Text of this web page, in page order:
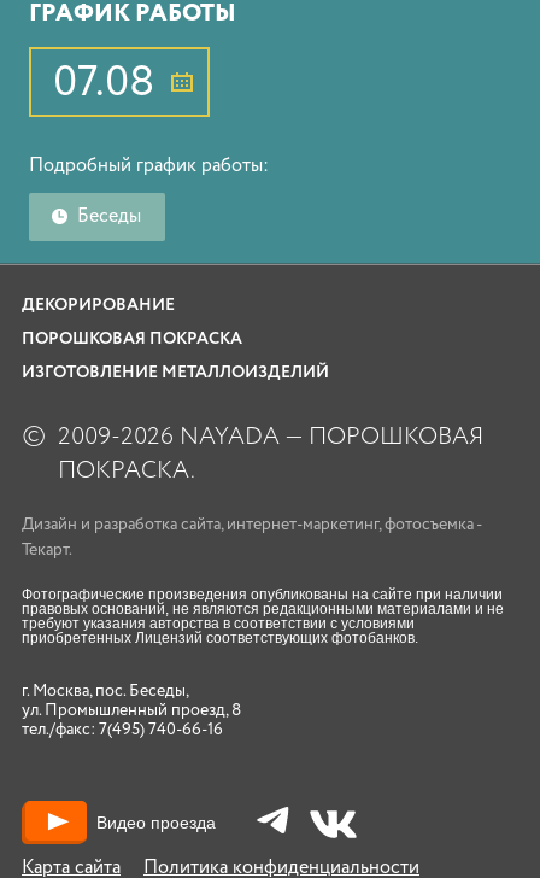
ГРАФИК РАБОТЫ
07.08
Подробный график работы:
Беседы
ДЕКОРИРОВАНИЕ
ПОРОШКОВАЯ ПОКРАСКА
ИЗГОТОВЛЕНИЕ МЕТАЛЛОИЗДЕЛИЙ
© 2009-2026 NAYADA — ПОРОШКОВАЯ
ПОКРАСКА.
Дизайн и разработка сайта, интернет-маркетинг,фотосъемка -
Текарт.
Фотографические произведения опубликованы на сайте при наличии
правовых оснований, не являются редакционными материалами и не
требуют указания авторства в соответствии с условиями
приобретенных Лицензий соответствующих фотобанков.
г. Москва, пос. Беседы,
ул. Промышленный проезд, 8
тел./факс: 7(495) 740-66-16
Карта сайта Политика конфиденциальности
Видео проезда